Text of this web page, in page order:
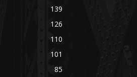
139
126
110
101
85